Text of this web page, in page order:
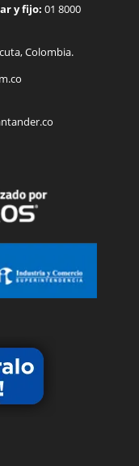
y fijo: 01 8000
Colombia.